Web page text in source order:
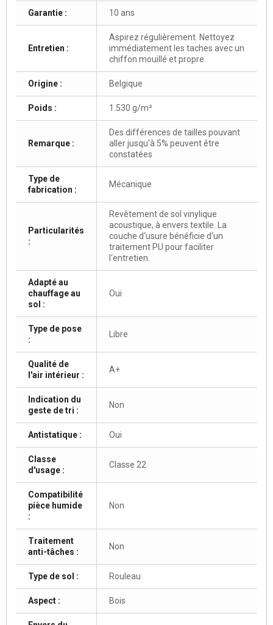
Garantie : 10 ans
Entretien :
Aspirez régulièrement. Nettoyez
immédiatement les taches avec un
chiffon mouillé et propre.
Origine : Belgique
Poids : 1.530 g/m²
Remarque :
Des différences de tailles pouvant
aller jusqu'à 5% peuvent être
constatées
Type de
fabrication :
Mécanique
Particularités
:
Revêtement de sol vinylique
acoustique, à envers textile. La
couche d‘usure bénéficie d‘un
traitement PU pour faciliter
l‘entretien.
Adapté au
chauffage au
sol :
Oui
Type de pose
:
Libre
Qualité de
l'air intérieur :
A+
Indication du
geste de tri :
Non
Antistatique : Oui
Classe
d'usage :
Classe 22
Compatibilité
pièce humide
:
Non
Traitement
anti-tâches :
Non
Type de sol : Rouleau
Aspect : Bois